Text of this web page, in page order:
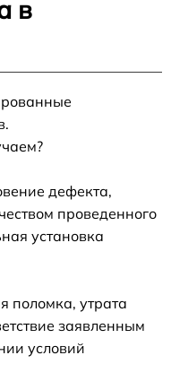
в
дефекта,
проведенного
установка
поломка, утрата
заявленным
условий